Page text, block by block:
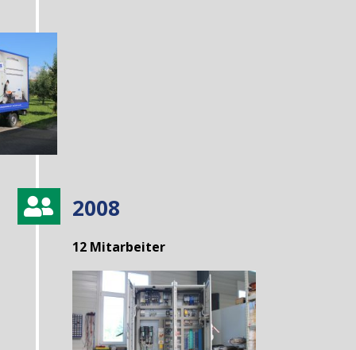
 2008
12 Mitarbeiter